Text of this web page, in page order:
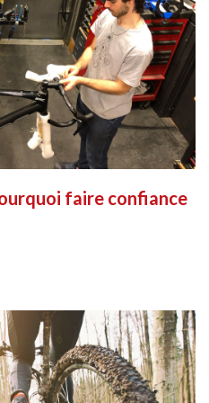
faire confiance